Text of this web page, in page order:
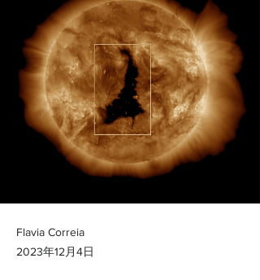
Flavia Correia
2023年12月4日